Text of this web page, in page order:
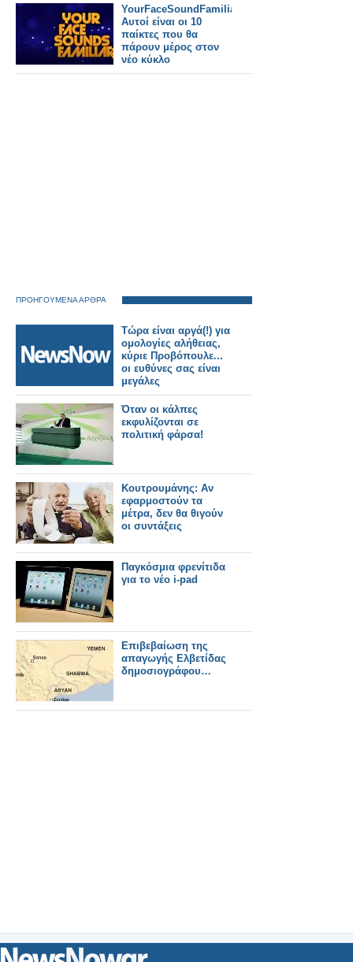
YourFaceSoundFamiliar:
Αυτοί είναι οι 10
παίκτες που θα
πάρουν μέρος στον
νέο κύκλο
ΠΡΟΗΓΟΥΜΕΝΑ ΑΡΘΡΑ
Τώρα είναι αργά(!) για
ομολογίες αλήθειας,
κύριε Προβόπουλε...
οι ευθύνες σας είναι
μεγάλες
Όταν οι κάλπες
εκφυλίζονται σε
πολιτική φάρσα!
Κουτρουμάνης: Αν
εφαρμοστούν τα
μέτρα, δεν θα θιγούν
οι συντάξεις
Παγκόσμια φρενίτιδα
για το νέο i-pad
Επιβεβαίωση της
απαγωγής Ελβετίδας
δημοσιογράφου…